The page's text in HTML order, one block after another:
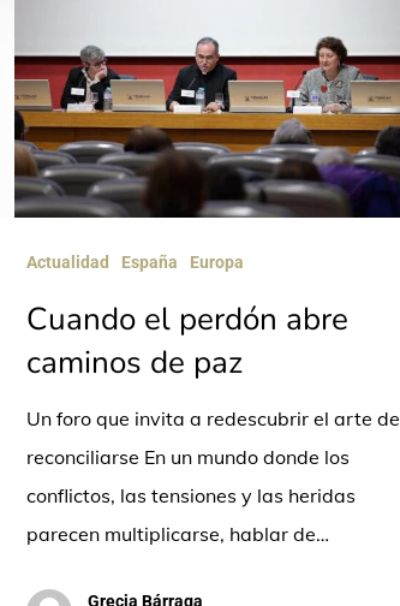
perdón
abre
caminos
Actualidad España Europa
Cuando el perdón abre
caminos de paz
Un foro que invita a redescubrir el arte de
reconciliarse En un mundo donde los
conflictos, las tensiones y las heridas
parecen multiplicarse, hablar de…
Grecia Bárraga